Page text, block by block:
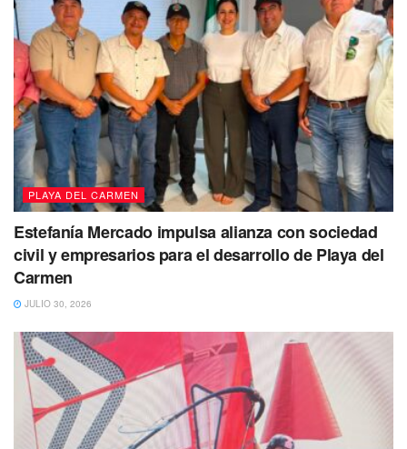
PLAYA DEL CARMEN
Estefanía Mercado impulsa alianza con sociedad
civil y empresarios para el desarrollo de Playa del
Carmen
JULIO 30, 2026